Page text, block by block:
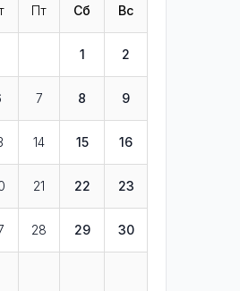
Пт Сб Вс
1 2
7 8 9
14 15 16
21 22 23
28 29 30